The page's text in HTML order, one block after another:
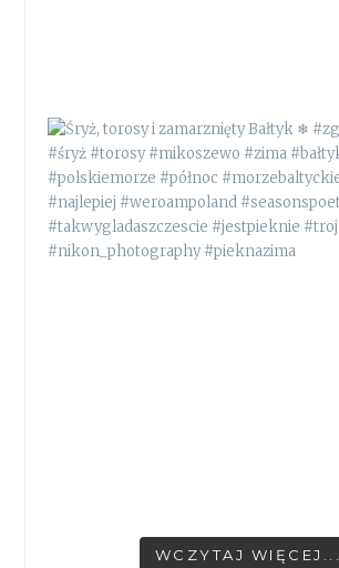
WCZYTAJ WIĘCEJ...